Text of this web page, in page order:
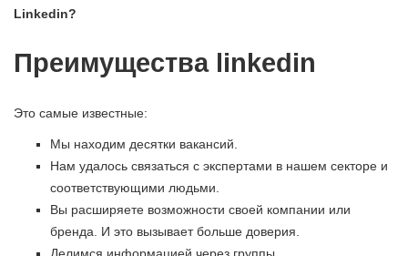
Linkedin?
Преимущества linkedin
Это самые известные:
Мы находим десятки вакансий.
Нам удалось связаться с экспертами в нашем секторе и
соответствующими людьми.
Вы расширяете возможности своей компании или
бренда. И это вызывает больше доверия.
Делимся информацией через группы.